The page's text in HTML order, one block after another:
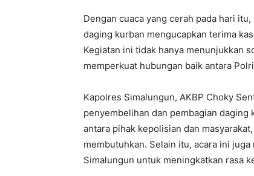
Dengan cuaca yang cerah pada hari
daging kurban mengucapkan terima
Kegiatan ini tidak hanya menunjukkan
memperkuat hubungan baik antara
Kapolres Simalungun, AKBP Choky
penyembelihan dan pembagian
antara pihak kepolisian dan
membutuhkan. Selain itu, acara ini
Simalungun untuk meningkatkan rasa